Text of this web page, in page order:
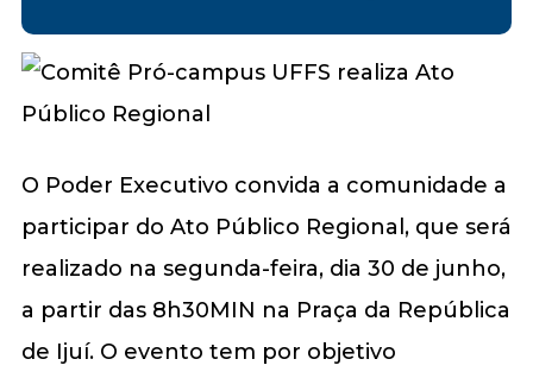
O Poder Executivo convida a comunidade a
participar do Ato Público Regional, que será
realizado na segunda-feira, dia 30 de junho,
a partir das 8h30MIN na Praça da República
de Ijuí. O evento tem por objetivo